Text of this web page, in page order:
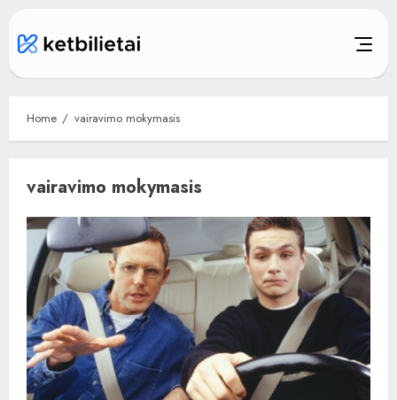
content
Home vairavimo mokymasis
vairavimo mokymasis